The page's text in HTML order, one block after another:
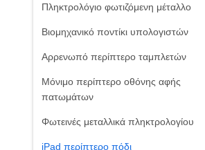
Πληκτρολόγιο φωτιζόμενη μέταλλο
Βιομηχανικό ποντίκι υπολογιστών
Αρρενωπό περίπτερο ταμπλετών
Μόνιμο περίπτερο οθόνης αφής
πατωμάτων
Φωτεινές μεταλλικά πληκτρολογίου
iPad περίπτερο πόδι